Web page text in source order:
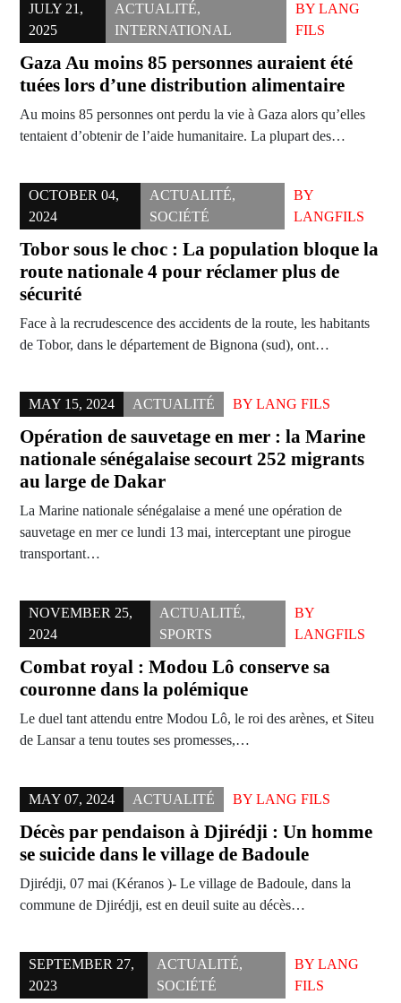
JULY 21,
2025
ACTUALITÉ,
INTERNATIONAL
BYLANG
FILS
Gaza Au moins 85 personnes auraient été
tuées lors d’une distribution alimentaire
Au moins 85 personnes ont perdu la vie à Gaza alors qu’elles
tentaient d’obtenir de l’aide humanitaire. La plupart des…
OCTOBER 04,
2024
ACTUALITÉ,
SOCIÉTÉ
BY
LANGFILS
Tobor sous le choc : La population bloque la
route nationale 4 pour réclamer plus de
sécurité
Face à la recrudescence des accidents de la route, les habitants
de Tobor, dans le département de Bignona (sud), ont…
MAY 15, 2024 ACTUALITÉ BY LANG FILS
Opération de sauvetage en mer : la Marine
nationale sénégalaise secourt 252 migrants
au large de Dakar
La Marine nationale sénégalaise a mené une opération de
sauvetage en mer ce lundi 13 mai, interceptant une pirogue
transportant…
NOVEMBER 25,
2024
ACTUALITÉ,
SPORTS
BY
LANGFILS
Combat royal : Modou Lô conserve sa
couronne dans la polémique
Le duel tant attendu entre Modou Lô, le roi des arènes, et Siteu
de Lansar a tenu toutes ses promesses,…
MAY 07, 2024 ACTUALITÉ BY LANG FILS
Décès par pendaison à Djirédji : Un homme
se suicide dans le village de Badoule
Djirédji, 07 mai (Kéranos )- Le village de Badoule, dans la
commune de Djirédji, est en deuil suite au décès…
SEPTEMBER 27,
2023
ACTUALITÉ,
SOCIÉTÉ
BY LANG
FILS